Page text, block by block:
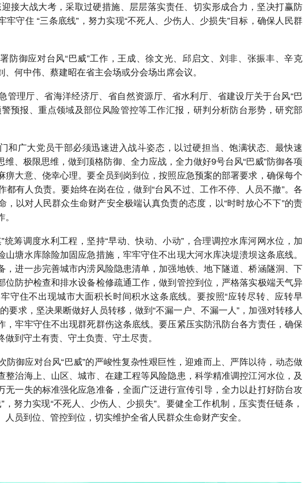
迎接大战大考，采取过硬措施、层层落实责任、切实形成合力，坚决打赢防
牢守住 “三条底线”，努力实现“不死人、少伤人、少损失”目标，确保人民群
防御应对台风“巴威”工作，王成、徐文光、邱启文、刘非、张振丰、辛克
何中伟、蔡建昭在省主会场或分会场出席会议。
管理厅、省海洋经济厅、省自然资源厅、省水利厅、省建设厅关于台风“巴
预报、重点领域及部位风险管控等工作汇报，研判分析防台形势，研究部
和广大党员干部必须迅速进入战斗姿态，以过硬担当、饱满状态、最快速
维、极限思维，做到顶格防御、全力应战，全力做好9号台风“巴威”防御各项
痹大意、侥幸心理。要全员到岗到位，按照应急预案的部署要求，确保每个
都有人负责。要始终在岗在位，做到“台风不过、工作不停、人员不撤”。各
，以对人民群众生命财产安全极端认真负责的态度，以“时时放心不下”的责
统筹调度水利工程，坚持“早动、快动、小动”，合理调控水库河网水位，加
山塘水库除险加固应急措施，牢牢守住不出现大河水库决堤溃坝这条底线。
，进一步完善城市内涝风险隐患清单，加强地铁、地下隧道、桥涵隧洞、下
位防护检查和排水设备检修疏通工作，做到管控到位，严格落实极端天气异
守住不出现城市大面积长时间积水这条底线。要按照“应转尽转、应转早
要求，坚决果断做好人员转移，做到“不漏一户、不漏一人”，加强对转移人
，牢牢守住不出现群死群伤这条底线。要压紧压实防汛防台各方责任，确保
到守土有责、守土负责、守土尽责。
防御应对台风“巴威”的严峻性复杂性艰巨性，迎难而上、严阵以待，动态做
整治海上、山区、城市、在建工程等风险隐患，科学精准调控江河水位，及
无一失的标准强化应急准备，全面广泛进行宣传引导，全力以赴打好防台攻
，努力实现“不死人、少伤人、少损失”。要健全工作机制，压实责任链条，
员到位、管控到位，切实维护全省人民群众生命财产安全。